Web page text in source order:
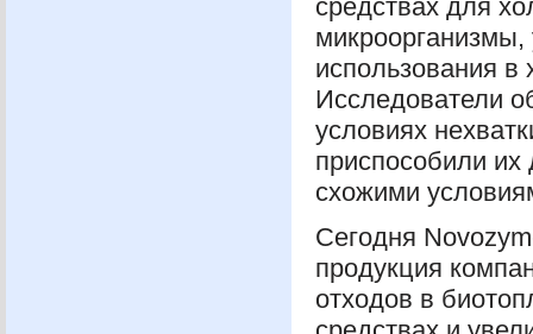
средствах для
использования в
Исследователи
условиях
приспособили
схожими
Сегодня
продукция
отходов в